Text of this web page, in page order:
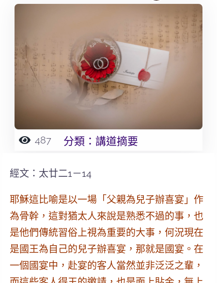
487 分類：講道摘要
經文：太廿二1－14
耶穌這比喻是以一場「父親為兒子辦喜宴」作
為骨幹，這對猶太人來說是熟悉不過的事，也
是他們傳統習俗上視為重要的大事，何況現在
是國王為自己的兒子辦喜宴 ，那就是國宴 。 在
一個國宴中，赴宴的客人當然並非泛泛之輩 ，